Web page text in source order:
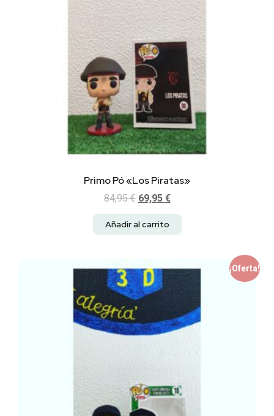
Primo Pó «Los Piratas»
84,95€ 69,95 €
Añadir al carrito
¡Oferta!